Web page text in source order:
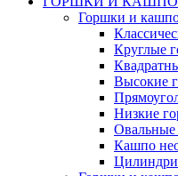
Горшки и
Круглые
Высокие
Низкие
Кашпо